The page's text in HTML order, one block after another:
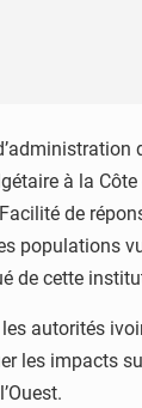
à la
de
populations
de cette
autorités
les impacts